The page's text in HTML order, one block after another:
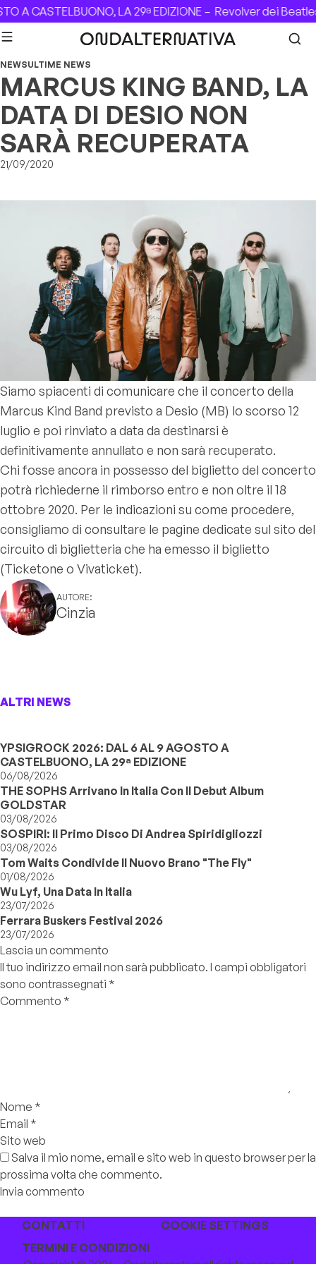
Skip to content
A CASTELBUONO, LA 29ª EDIZIONE –Revolver dei
NEWSULTIME NEWS
MARCUS KING BAND, LA
DATA DI DESIO NON
SARÀ RECUPERATA
21/09/2020
Siamo spiacenti di comunicare che il concerto della
Marcus Kind Band previsto a Desio (MB) lo scorso 12
luglio e poi rinviato a data da destinarsi è
definitivamente annullato e non sarà recuperato.
Chi fosse ancora in possesso del biglietto del concerto
potrà richiederne il rimborso entro e non oltre il 18
ottobre 2020. Per le indicazioni su come procedere,
consigliamo di consultare le pagine dedicate sul sito del
circuito di biglietteria che ha emesso il biglietto
(Ticketone o Vivaticket).
AUTORE:
Cinzia
ALTRI NEWS
YPSIGROCK 2026: DAL 6 AL 9 AGOSTO A
CASTELBUONO, LA 29ª EDIZIONE
06/08/2026
THE SOPHS Arrivano In Italia Con Il Debut Album
GOLDSTAR
03/08/2026
SOSPIRI: Il Primo Disco Di Andrea Spiridigliozzi
03/08/2026
Tom Waits Condivide Il Nuovo Brano "The Fly"
01/08/2026
Wu Lyf, Una Data In Italia
23/07/2026
Ferrara Buskers Festival 2026
23/07/2026
Lascia un commento
Il tuo indirizzo email non sarà pubblicato. I campi obbligatori
sono contrassegnati *
Commento *
Nome *
Email *
Sito web
Salva il mio nome, email e sito web in questo browser per la
prossima volta che commento.
CONTATTI
COOKIE SETTINGS
TERMINI E CONDIZIONI